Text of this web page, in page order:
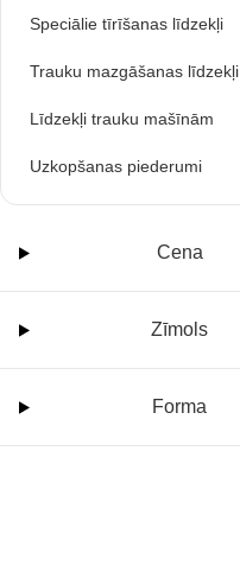
Speciālie tīrīšanas līdzekļi
Trauku mazgāšanas līdzekļi
Līdzekļi trauku mašīnām
Uzkopšanas piederumi
Cena
Zīmols
Forma